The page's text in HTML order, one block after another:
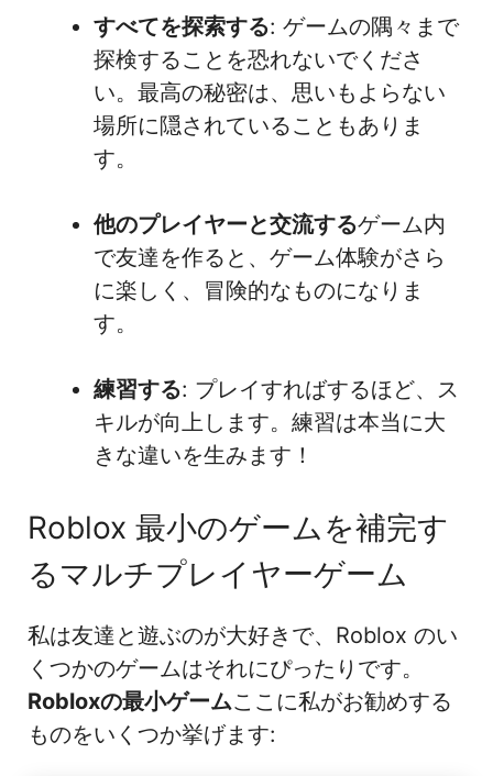
すべてを探索する: ゲームの隅々まで
探検することを恐れないでくださ
い。最高の秘密は、思いもよらない
場所に隠されていることもありま
す。
他のプレイヤーと交流するゲーム内
で友達を作ると、ゲーム体験がさら
に楽しく、冒険的なものになりま
す。
練習する: プレイすればするほど、ス
キルが向上します。練習は本当に大
きな違いを生みます！
Roblox 最小のゲームを補完す
るマルチプレイヤーゲーム
私は友達と遊ぶのが大好きで、Roblox のい
くつかのゲームはそれにぴったりです。
Robloxの最小ゲームここに私がお勧めする
ものをいくつか挙げます: